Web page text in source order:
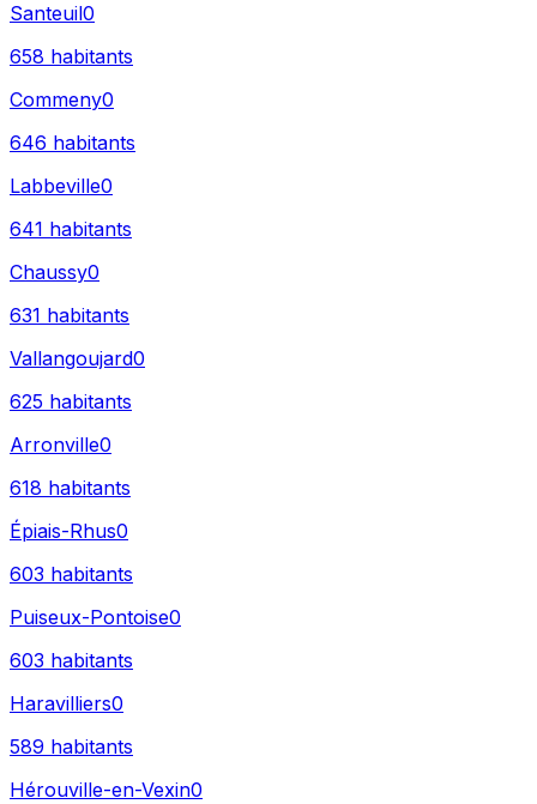
Santeuil0
658 habitants
Commeny0
646 habitants
Labbeville0
641 habitants
Chaussy0
631 habitants
Vallangoujard0
625 habitants
Arronville0
618 habitants
Épiais-Rhus0
603 habitants
Puiseux-Pontoise0
603 habitants
Haravilliers0
589 habitants
Hérouville-en-Vexin0